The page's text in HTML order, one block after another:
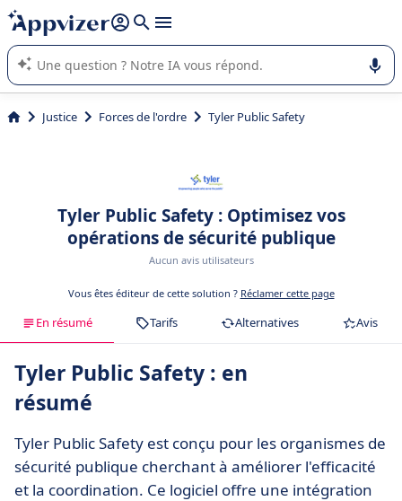
répondre (plusieurs lignes avec
L'IA de Appvizer vous guide dans l'utilisation ou la sélection de
logiciel SaaS en entreprise.
Justice Forces de l'ordre Tyler Public Safety
Tyler Public Safety : Optimisez vos
opérations de sécurité publique
Aucun avis utilisateurs
Vous êtes éditeur de cette solution ? Réclamer cette page
En résumé Tarifs Alternatives Avis
Tyler Public Safety : en
résumé
Tyler Public Safety est conçu pour les organismes de
sécurité publique cherchant à améliorer l'efficacité
et la coordination. Ce logiciel offre une intégration